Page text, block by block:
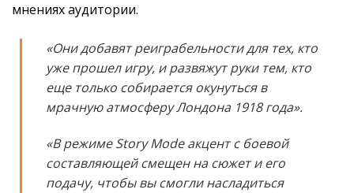
мнениях аудитории.
«Они добавят реиграбельности для тех, кто
уже прошел игру, и развяжут руки тем, кто
еще только собирается окунуться в
мрачную атмосферу Лондона 1918 года».
«В режиме Story Mode акцент с боевой
составляющей смещен на сюжет и его
подачу, чтобы вы смогли насладиться